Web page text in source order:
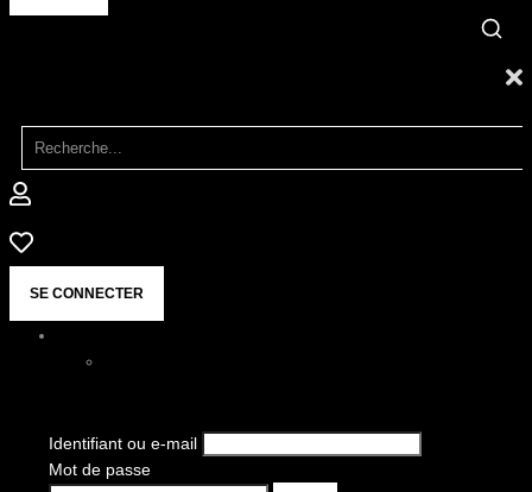
SE CONNECTER
Identifiant ou e-mail
Mot de passe